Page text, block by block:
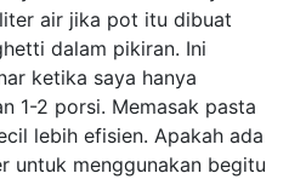
air jika pot itu dibuat
dalam pikiran. Ini
ketika saya hanya
1-2 porsi. Memasak pasta
lebih efisien. Apakah ada
untuk menggunakan begitu